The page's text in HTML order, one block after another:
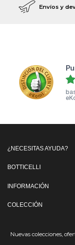
Envíos y
¿NECESITAS AYUDA?
BOTTICELLI
INFORMACIÓN
COLECCIÓN
Nuevas colecciones,